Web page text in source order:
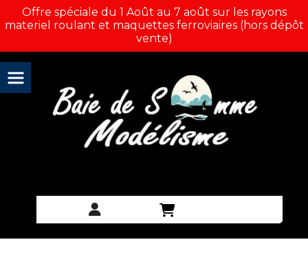
Offre spéciale du 1 Août au 7 août sur les rayons
materiel roulant et maquettes ferroviaires (hors dépôt
vente)
Panneau de gestion des cookies